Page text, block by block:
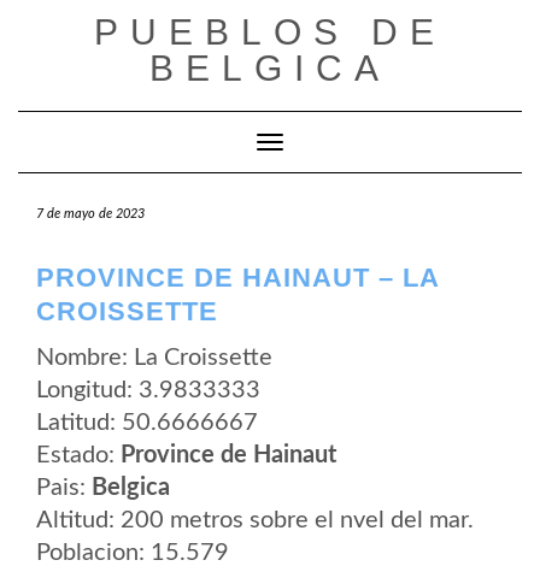
PUEBLOS DE
BELGICA
Cambiar modo de navegación
7 de mayo de 2023
PROVINCE DE HAINAUT – LA
CROISSETTE
Nombre: La Croissette
Longitud: 3.9833333
Latitud: 50.6666667
Estado: Province de Hainaut
Pais: Belgica
Altitud: 200 metros sobre el nvel del mar.
Poblacion: 15.579